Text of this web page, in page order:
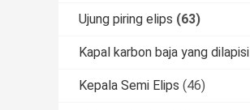
Ujung piring elips (63)
Kapal karbon baja yang dilapisi
Kepala Semi Elips (46)